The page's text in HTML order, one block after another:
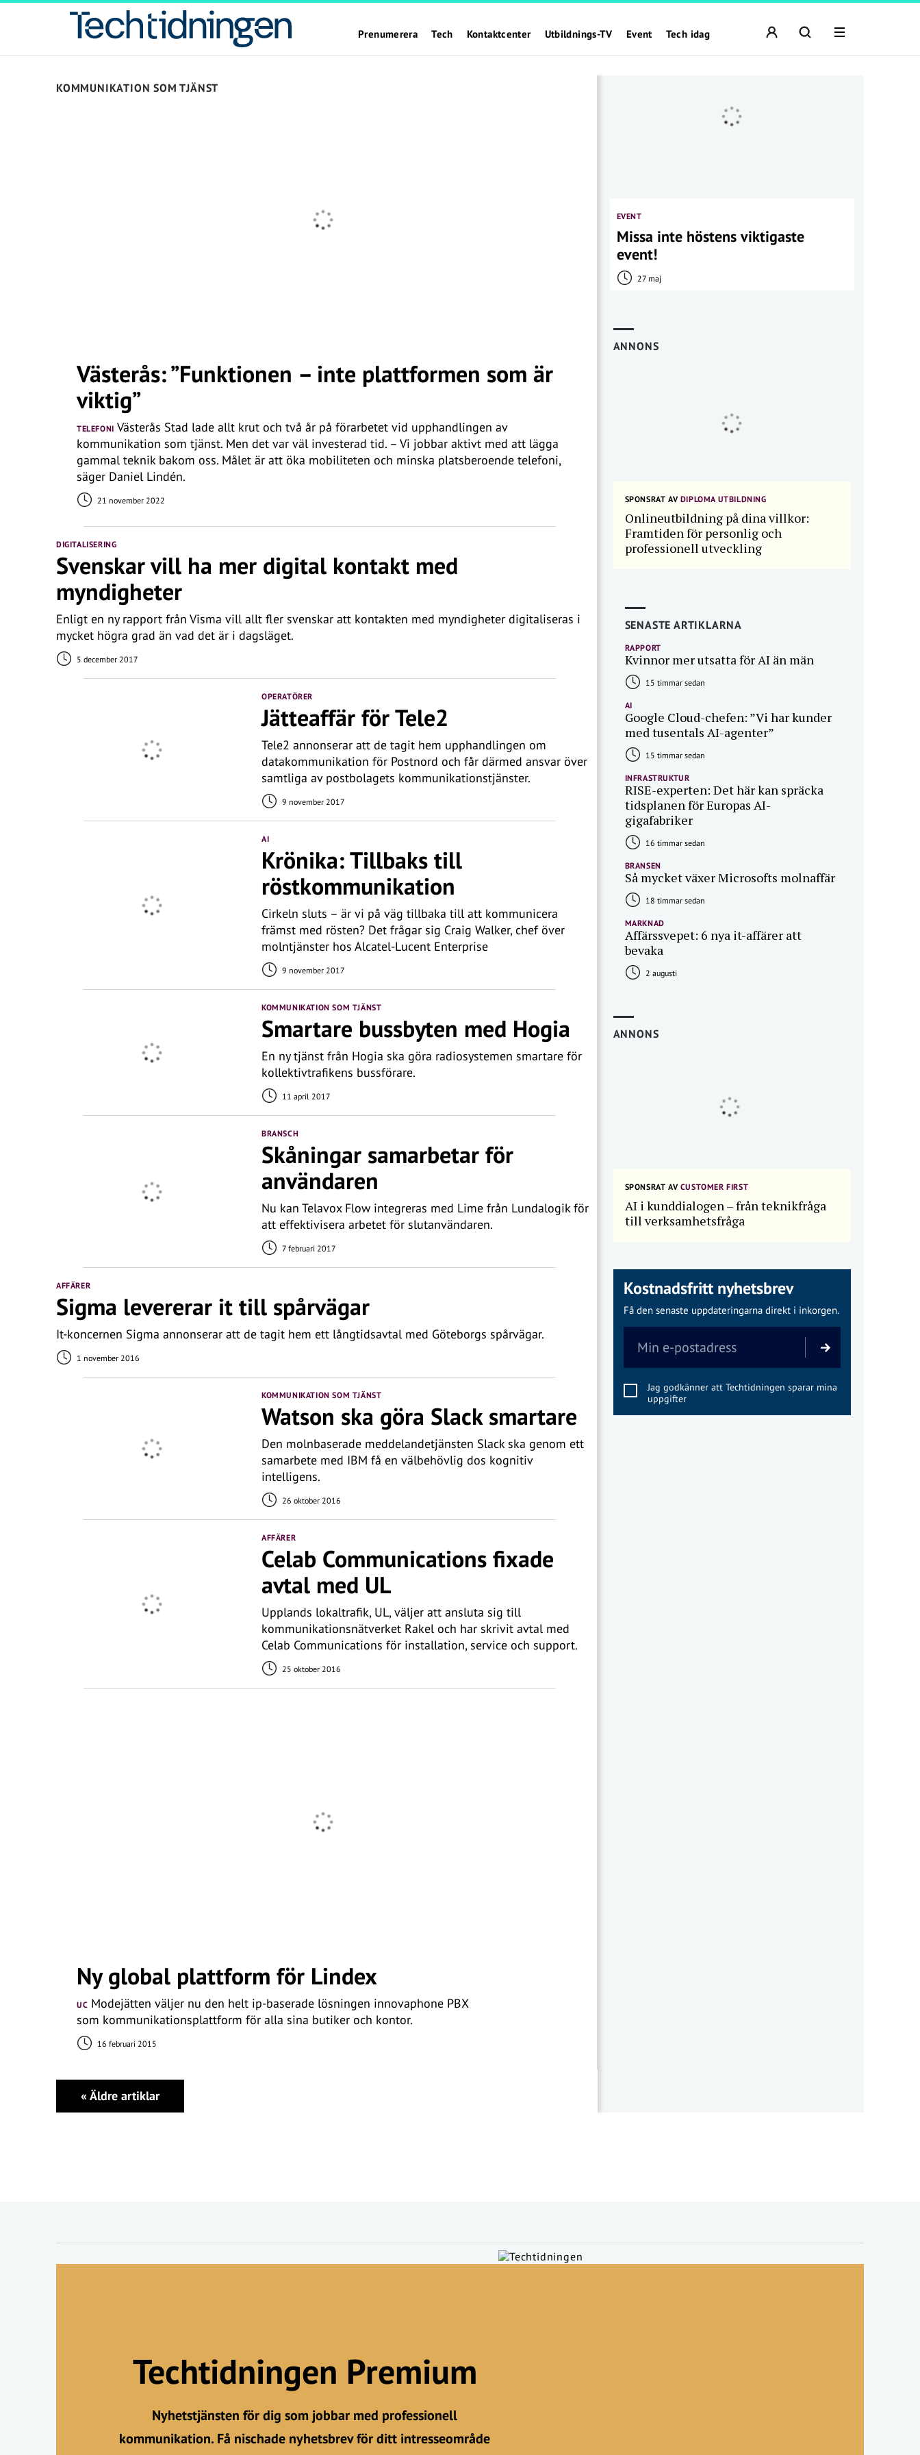
Prenumerera Tech Kontaktcenter Utbildnings-TV Event Tech idag
KOMMUNIKATION SOM TJÄNST
Västerås: ”Funktionen – inte plattformen som är
viktig”
TELEFONI Västerås Stad lade allt krut och två år på förarbetet vid upphandlingen av
kommunikation som tjänst. Men det var väl investerad tid. – Vi jobbar aktivt med att lägga
gammal teknik bakom oss. Målet är att öka mobiliteten och minska platsberoende telefoni,
säger Daniel Lindén.
21 november 2022
DIGITALISERING
Svenskar vill ha mer digital kontakt med
myndigheter
Enligt en ny rapport från Visma vill allt fler svenskar att kontakten med myndigheter digitaliseras i
mycket högra grad än vad det är i dagsläget.
5 december 2017
OPERATÖRER
Jätteaffär för Tele2
Tele2 annonserar att de tagit hem upphandlingen om
datakommunikation för Postnord och får därmed ansvar över
samtliga av postbolagets kommunikationstjänster.
9 november 2017
AI
Krönika: Tillbaks till
röstkommunikation
Cirkeln sluts – är vi på väg tillbaka till att kommunicera
främst med rösten? Det frågar sig Craig Walker, chef över
molntjänster hos Alcatel-Lucent Enterprise
9 november 2017
KOMMUNIKATION SOM TJÄNST
Smartare bussbyten med Hogia
En ny tjänst från Hogia ska göra radiosystemen smartare för
kollektivtrafikens bussförare.
11 april 2017
BRANSCH
Skåningar samarbetar för
användaren
Nu kan Telavox Flow integreras med Lime från Lundalogik för
att effektivisera arbetet för slutanvändaren.
7 februari 2017
AFFÄRER
Sigma levererar it till spårvägar
It-koncernen Sigma annonserar att de tagit hem ett långtidsavtal med Göteborgs spårvägar.
1 november 2016
KOMMUNIKATION SOM TJÄNST
Watson ska göra Slack smartare
Den molnbaserade meddelandetjänsten Slack ska genom ett
samarbete med IBM få en välbehövlig dos kognitiv
intelligens.
26 oktober 2016
AFFÄRER
Celab Communications fixade
avtal med UL
Upplands lokaltrafik, UL, väljer att ansluta sig till
kommunikationsnätverket Rakel och har skrivit avtal med
Celab Communications för installation, service och support.
25 oktober 2016
Ny global plattform för Lindex
UC Modejätten väljer nu den helt ip-baserade lösningen innovaphone PBX
som kommunikationsplattform för alla sina butiker och kontor.
16 februari 2015
« Äldre artiklar
EVENT
Missa inte höstens viktigaste
event!
27 maj
ANNONS
SPONSRAT AVDIPLOMA UTBILDNING
Onlineutbildning på dina villkor:
Framtiden för personlig och
professionell utveckling
SENASTE ARTIKLARNA
RAPPORT
Kvinnor mer utsatta för AI än män
15 timmar sedan
AI
Google Cloud-chefen: ”Vi har kunder
med tusentals AI-agenter”
15 timmar sedan
INFRASTRUKTUR
RISE-experten: Det här kan spräcka
tidsplanen för Europas AI-
gigafabriker
16 timmar sedan
BRANSEN
Så mycket växer Microsofts molnaffär
18 timmar sedan
MARKNAD
Affärssvepet: 6 nya it-affärer att
bevaka
2 augusti
ANNONS
SPONSRAT AVCUSTOMER FIRST
AI i kunddialogen – från teknikfråga
till verksamhetsfråga
Kostnadsfritt nyhetsbrev
Få den senaste uppdateringarna direkt i inkorgen.
Jag godkänner att Techtidningen sparar mina
uppgifter
Techtidningen Premium
Nyhetstjänsten för dig som jobbar med professionell
kommunikation. Få nischade nyhetsbrev för ditt intresseområde